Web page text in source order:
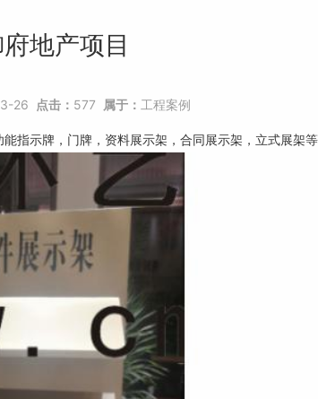
地产项目
26 点击： 577 属于： 工程案例
指示牌， 门牌 ，资料展示架，合同展示架，立式展架